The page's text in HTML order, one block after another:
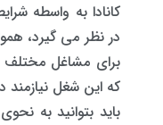
کانادا به واسطه
در نظر می گیرد،
برای مشاغل
که این شغل
باید بتوانید به